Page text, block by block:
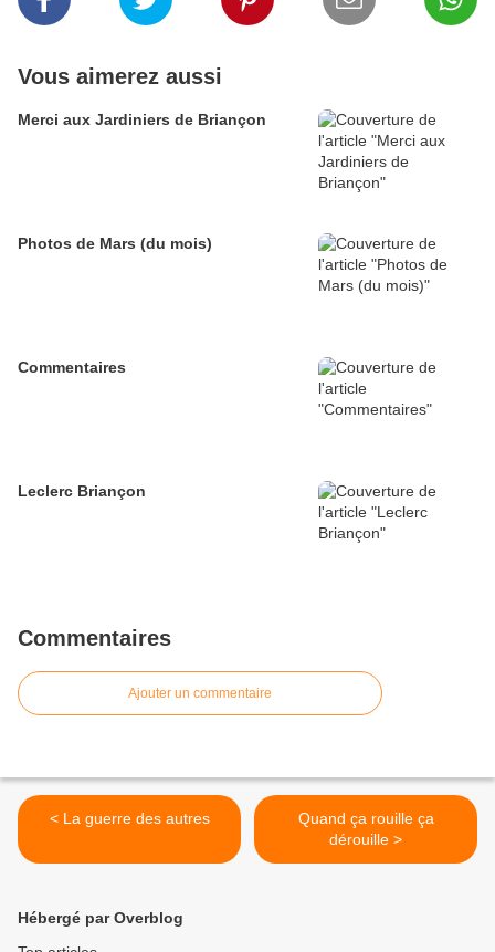
Vous aimerez aussi
Merci aux Jardiniers de Briançon
Photos de Mars (du mois)
Commentaires
Leclerc Briançon
Commentaires
Ajouter un commentaire
< La guerre des autres
Quand ça rouille ça
dérouille >
Hébergé par Overblog